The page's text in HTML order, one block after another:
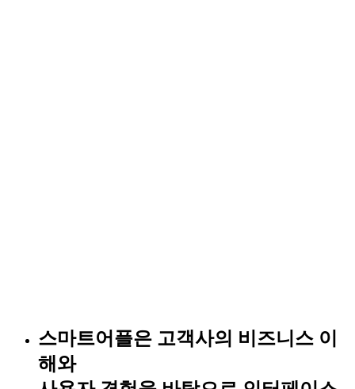
스마트어플은 고객사의 비즈니스 이
해와